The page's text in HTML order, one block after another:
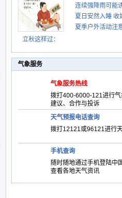
立秋这样过：
示请收好
连续强降雨可能
这些前兆要知道
夏日安然入睡 收
贴士
夏季户外活动注
气象服务
气象服务热线
拨打400-6000-121进行气
建议、合作与投诉
天气预报电话查询
拨打12121或96121进行
手机查询
随时随地通过手机登陆中
查看各地天气资讯